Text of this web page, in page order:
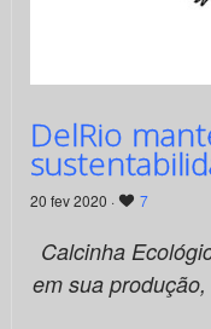
DelRio
20 fev 2020 · 7
Calcinha
em sua produção,